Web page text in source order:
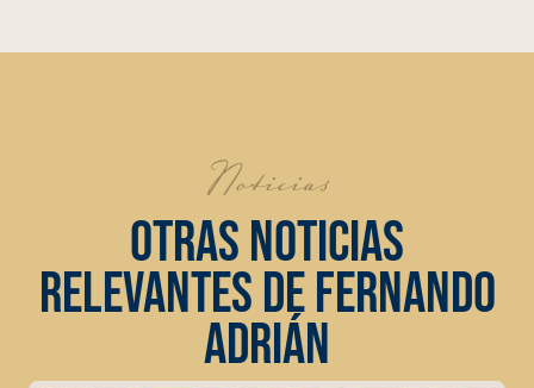
Noticias
OTRAS NOTICIAS
RELEVANTES DE FERNANDO
ADRIÁN